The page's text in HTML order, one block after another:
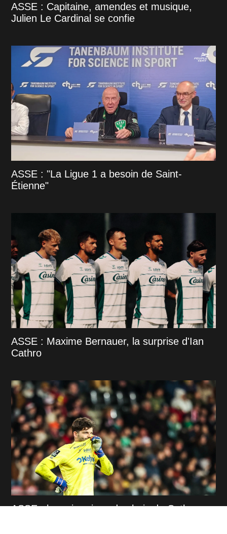
ASSE : Capitaine, amendes et musique,
Julien Le Cardinal se confie
ASSE : "La Ligue 1 a besoin de Saint-
Étienne"
ASSE : Maxime Bernauer, la surprise d'Ian
Cathro
ASSE : la vraie raison du choix de Cathro